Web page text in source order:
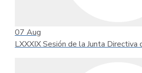
07 Aug
LXXXIX Sesión de la Junta Directiva